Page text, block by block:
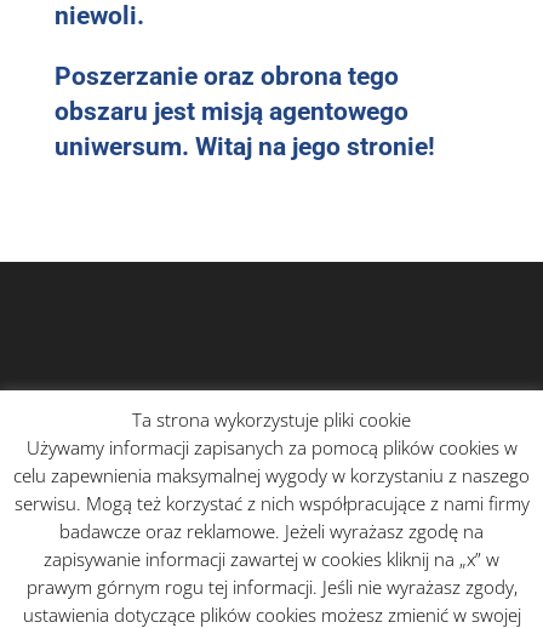
niewoli.
Poszerzanie oraz obrona tego
obszaru jest misją agentowego
uniwersum. Witaj na jego stronie!